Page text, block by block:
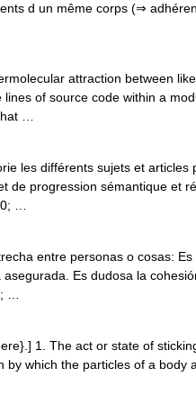
d un même corps (⇒
attraction between
of source code within a
…
les différents sujets et articles
de progression sémantique et
…
entre personas o cosas: Es
Es dudosa la
…
1. The act or state of
which the particles of a body